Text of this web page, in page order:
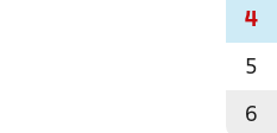
4
5
6